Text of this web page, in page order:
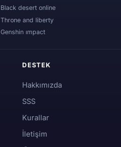
Black desert online
Throne and liberty
Genshin ımpact
DESTEK
Hakkımızda
SSS
Kurallar
İletişim